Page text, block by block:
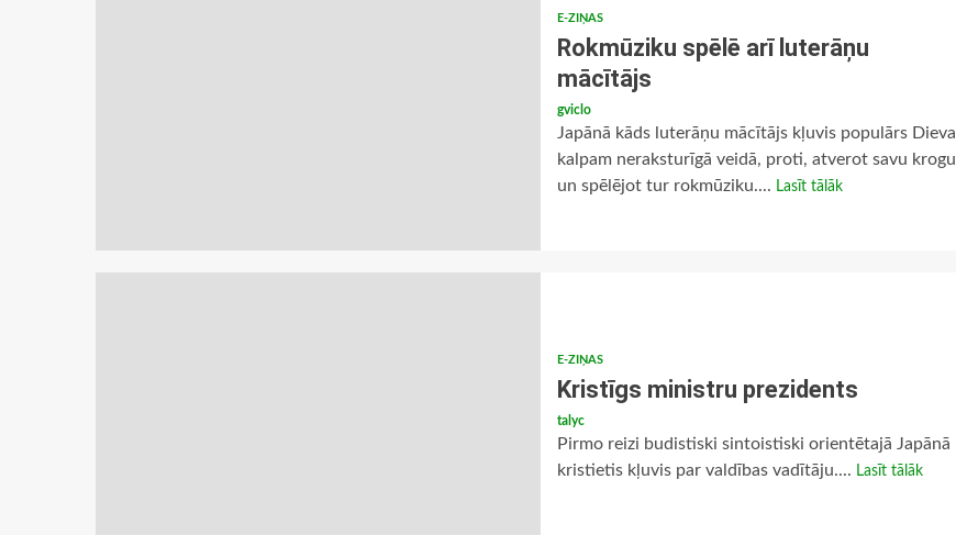
E-ZIŅAS
Rokmūziku spēlē arī luterāņu
mācītājs
gviclo
Japānā kāds luterāņu mācītājs kļuvis populārs Dieva
kalpam neraksturīgā veidā, proti, atverot savu krogu
un spēlējot tur rokmūziku.... Lasīt tālāk
E-ZIŅAS
Kristīgs ministru prezidents
talyc
Pirmo reizi budistiski sintoistiski orientētajā Japānā
kristietis kļuvis par valdības vadītāju.... Lasīt tālāk